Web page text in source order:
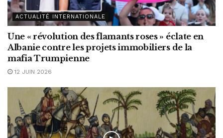
ACTUALITÉ INTERNATIONALE
Une « révolution des flamants roses » éclate en
Albanie contre les projets immobiliers de la
mafia Trumpienne
12 JUIN 2026